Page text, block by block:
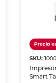
SKU:
Smart